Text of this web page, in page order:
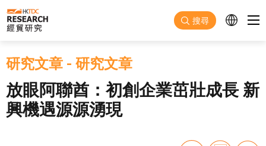
跳至主要內容
搜尋
研究文章 - 研究文章
放眼阿聯酋：初創企業茁壯成長 新
興機遇源源湧現